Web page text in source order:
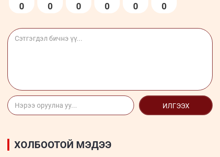
0 0 0 0 0 0
ИЛГЭЭХ
ХОЛБООТОЙ МЭДЭЭ